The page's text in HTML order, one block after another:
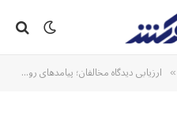
» ارزیابی دیدگاه مخالفان؛ پیامدهای روابط با هند چه می‌تواند باشد؟